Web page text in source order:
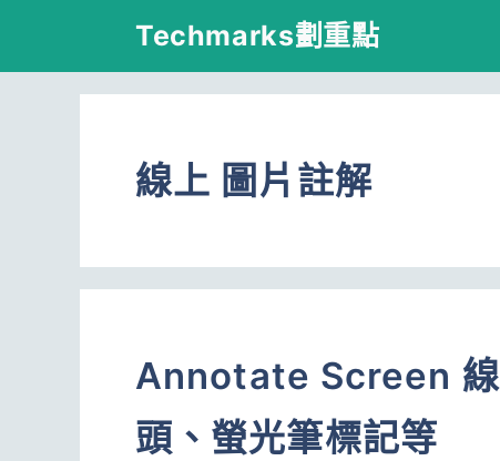
Techmarks劃重點
線上 圖片註解
Annotate Screen 線
頭、螢光筆標記等